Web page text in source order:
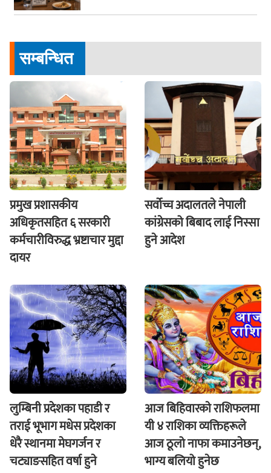
सम्बन्धित
प्रमुख प्रशासकीय
अधिकृतसहित ६ सरकारी
कर्मचारीविरुद्ध भ्रष्टाचार मुद्दा
दायर
सर्वोच्च अदालतले नेपाली
कांग्रेसको बिबाद लाई निस्सा
हुने आदेश
लुम्बिनी प्रदेशका पहाडी र
तराई भूभाग मधेस प्रदेशका
धेरै स्थानमा मेघगर्जन र
चट्याङसहित वर्षा हुने
आज बिहिवारकाे राशिफलमा
यी ४ राशिका व्यक्तिहरूले
आज ठूलो नाफा कमाउनेछन्,
भाग्य बलियो हुनेछ